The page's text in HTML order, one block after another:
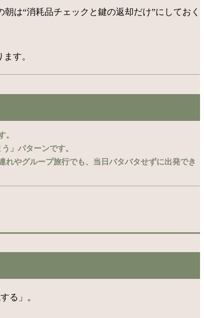
は“消耗品チェックと鍵の返却だけ”にしておく
す。
。
」パターンです。
やグループ旅行でも、当日バタバタせずに出発でき
る」。